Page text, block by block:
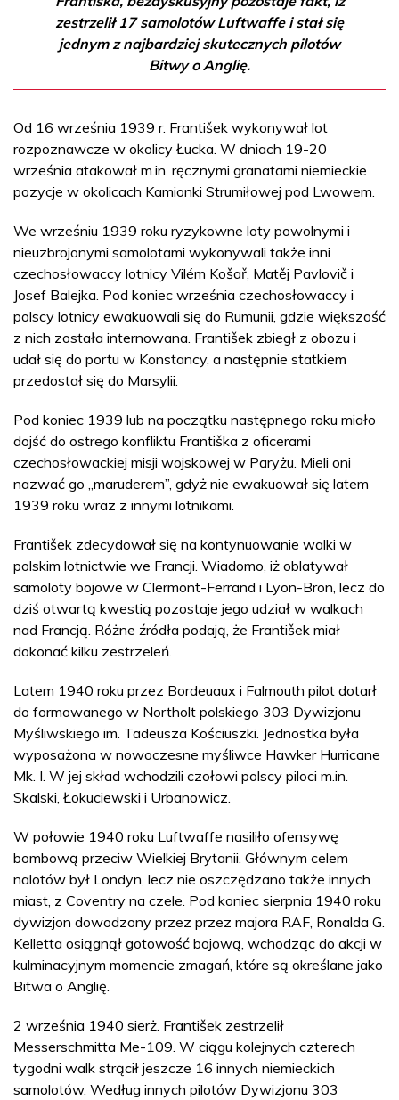
zestrzelił 17 samolotów Luftwaffe i stał się
jednym z najbardziej skutecznych pilotów
Bitwy o Anglię.
Od 16 września 1939 r. František wykonywał lot
rozpoznawcze w okolicy Łucka. W dniach 19-20
września atakował m.in. ręcznymi granatami niemieckie
pozycje w okolicach Kamionki Strumiłowej pod Lwowem.
We wrześniu 1939 roku ryzykowne loty powolnymi i
nieuzbrojonymi samolotami wykonywali także inni
czechosłowaccy lotnicy Vilém Košař, Matěj Pavlovič i
Josef Balejka. Pod koniec września czechosłowaccy i
polscy lotnicy ewakuowali się do Rumunii, gdzie większość
z nich została internowana. František zbiegł z obozu i
udał się do portu w Konstancy, a następnie statkiem
przedostał się do Marsylii.
Pod koniec 1939 lub na początku następnego roku miało
dojść do ostrego konfliktu Františka z oficerami
czechosłowackiej misji wojskowej w Paryżu. Mieli oni
nazwać go „maruderem”, gdyż nie ewakuował się latem
1939 roku wraz z innymi lotnikami.
František zdecydował się na kontynuowanie walki w
polskim lotnictwie we Francji. Wiadomo, iż oblatywał
samoloty bojowe w Clermont-Ferrand i Lyon-Bron, lecz do
dziś otwartą kwestią pozostaje jego udział w walkach
nad Francją. Różne źródła podają, że František miał
dokonać kilku zestrzeleń.
Latem 1940 roku przez Bordeuaux i Falmouth pilot dotarł
do formowanego w Northolt polskiego 303 Dywizjonu
Myśliwskiego im. Tadeusza Kościuszki. Jednostka była
wyposażona w nowoczesne myśliwce Hawker Hurricane
Mk. I. W jej skład wchodzili czołowi polscy piloci m.in.
Skalski, Łokuciewski i Urbanowicz.
W połowie 1940 roku Luftwaffe nasiliło ofensywę
bombową przeciw Wielkiej Brytanii. Głównym celem
nalotów był Londyn, lecz nie oszczędzano także innych
miast, z Coventry na czele. Pod koniec sierpnia 1940 roku
dywizjon dowodzony przez przez majora RAF, Ronalda G.
Kelletta osiągnął gotowość bojową, wchodząc do akcji w
kulminacyjnym momencie zmagań, które są określane jako
Bitwa o Anglię.
2 września 1940 sierż. František zestrzelił
Messerschmitta Me-109. W ciągu kolejnych czterech
tygodni walk strącił jeszcze 16 innych niemieckich
samolotów. Według innych pilotów Dywizjonu 303